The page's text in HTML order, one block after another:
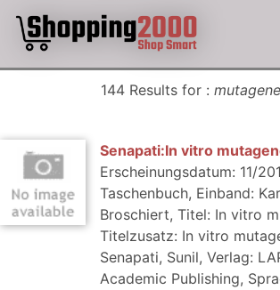
144 Results for :
Senapati:In vitro
Erscheinungsdatum: 11/
Taschenbuch, Einband:
Broschiert, Titel: In vitro
Titelzusatz: In vitro
Senapati, Sunil, Verlag:
Academic Publishing,